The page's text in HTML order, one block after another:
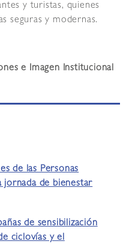
y turistas, quienes
seguras y modernas.
e Imagen Institucional
de las Personas
jornada de bienestar
de sensibilización
ciclovías y el